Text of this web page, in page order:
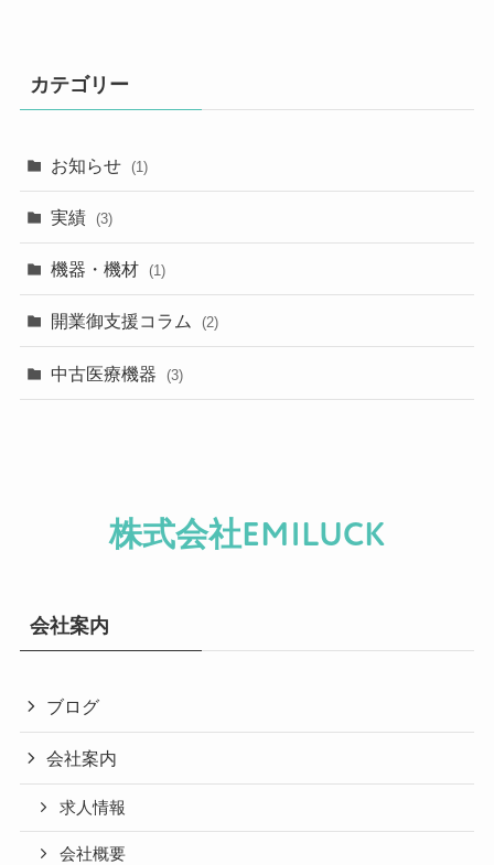
カテゴリー
お知らせ (1)
実績 (3)
機器・機材 (1)
開業御支援コラム (2)
中古医療機器 (3)
株式会社EMILUCK
会社案内
ブログ
会社案内
求人情報
会社概要